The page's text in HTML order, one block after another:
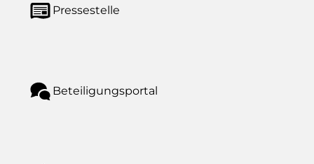
Pressestelle
Beteiligungsportal